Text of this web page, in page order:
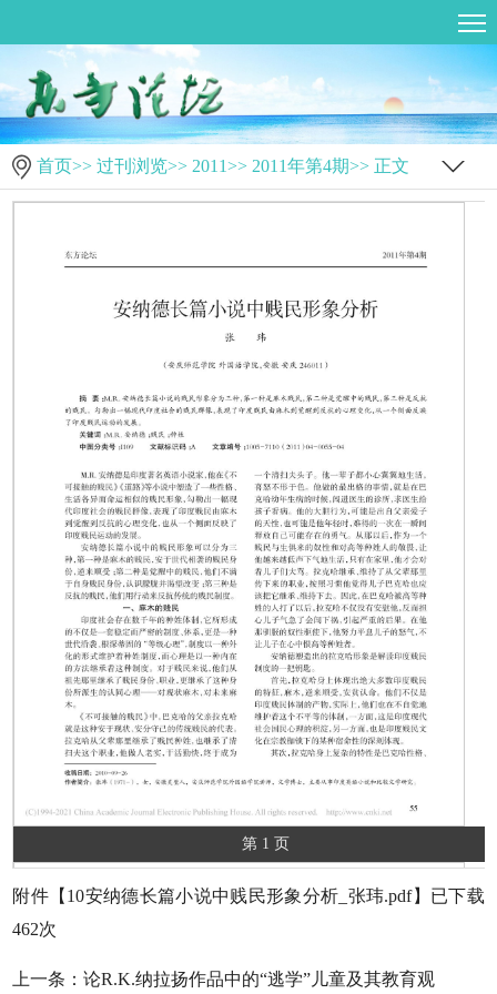
首页>> 过刊浏览>> 2011>> 2011年第4期>> 正文
第 1 页
附件【 10安纳德长篇小说中贱民形象分析_张玮.pdf】已下载
462次
上一条：论R.K.纳拉扬作品中的“逃学”儿童及其教育观